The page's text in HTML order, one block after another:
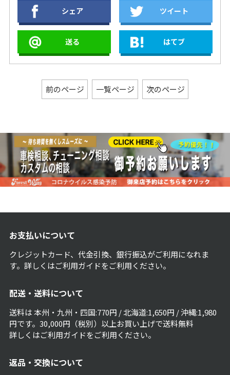
EL DIABLO スリッ
プオンマフラー！
ウス ＋クワイエッ
トバッフル！
【2014年FLHX ス
トリートグライ
ド】S&S ステルス
エアクリーナー ＋
純正カバー、バン
ス＆ハインズ ハイ
アウトプット！
ン タービンエアク
リーナー、バッサ
ーニ トゥルーデュ
アル ＋ バンス＆ハ
インズ 450オーバ
ー デストロイヤ
ー！【2018年
FXBRS ブレイクア
ウト】S&S 475カ
ム、アレンネス
GAUGE、S&S グ
ランドナショナル
(車検対応)！
シェア ツイート
送る はてブ
前のページ 一覧ページ 次のページ
お支払いについて
クレジットカード、代金引換、銀行振込がご利用になれま
す。詳しくはご利用ガイドをご利用ください。
配送・送料について
送料は 本州・九州・四国:770円 / 北海道:1,650円 / 沖縄:1,980
円です。30,000円（税別）以上お買い上げで送料無料
詳しくはご利用ガイドをご利用ください。
返品・交換について